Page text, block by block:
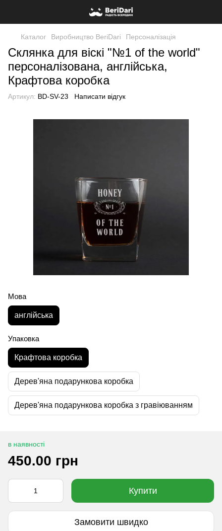
Каталог Виробництво BeriDari Персоналізація
Склянка для віскі "№1 of the world"
персоналізована, англійська,
Крафтова коробка
Артикул: BD-SV-23 Написати відгук
Мова
англійська
Упаковка
Крафтова коробка
Дерев'яна подарункова коробка
Дерев'яна подарункова коробка з гравіюванням
в наявності
450.00 грн
Купити
Замовити швидко